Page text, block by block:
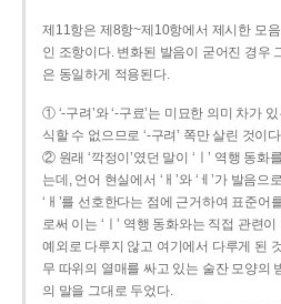
제11항은 제8항~제10항에서 제시한 모
인 조항이다. 변화된 발음이 굳어진 경우
은 동일하게 적용된다.
① ‘-구려’와 ‘-구료’는 미묘한 의미 차가
식할 수 없으므로 ‘-구려’ 쪽만 살린 것이
② 원래 ‘깍정이’였던 말이 ‘ㅣ’ 역행 동화
는데, 언어 현실에서 ‘ㅐ’와 ‘ㅔ’가 발음
‘ㅐ’를 선호한다는 점에 근거하여 표준어
로써 이는 ‘ㅣ’ 역행 동화와는 직접 관련
예외로 다루지 않고 여기에서 다루게 된
무 따위의 열매를 싸고 있는 술잔 모양의
의 말을 그대로 두었다.